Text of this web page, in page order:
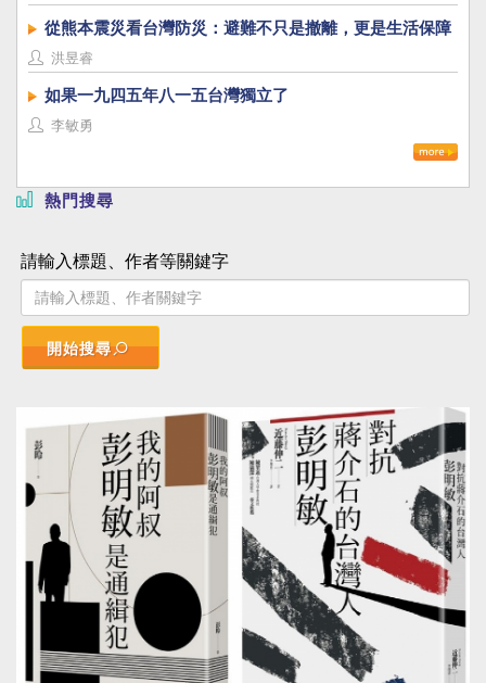
從熊本震災看台灣防災：避難不只是撤離，更是生活保障
洪昱睿
如果一九四五年八一五台灣獨立了
李敏勇
熱門搜尋
請輸入標題、作者等關鍵字
開始搜尋